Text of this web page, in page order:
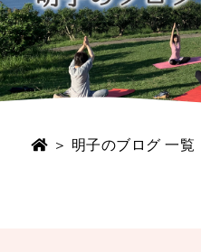
＞ 明子のブログ 一覧